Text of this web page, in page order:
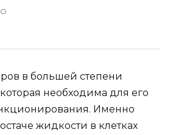
в большей степени
необходима для его
Именно
жидкости в клетках